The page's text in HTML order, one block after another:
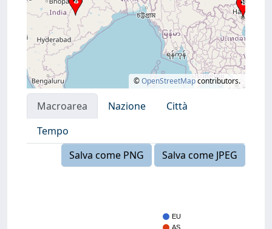
©OpenStreetMapcontributors.
Macroarea Nazione
Città
Tempo
Salva come PNG
Salva come JPEG
EU
AS